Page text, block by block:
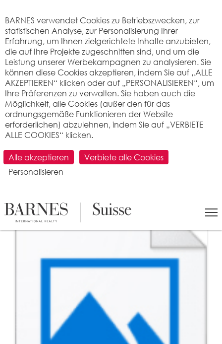
Eine Auswahl unserer letzten
Verkäufe
Anzahl der gefundenen Immobilien : 275
VERKAUFT
BARNES verwendet Cookies zu Betriebszwecken, zur
statistischen Analyse, zur Personalisierung Ihrer
Erfahrung, um Ihnen zielgerichtete Inhalte anzubieten,
die auf Ihre Projekte zugeschnitten sind, und um die
Leistung unserer Werbekampagnen zu analysieren. Sie
können diese Cookies akzeptieren, indem Sie auf „ALLE
AKZEPTIEREN“ klicken oder auf „PERSONALISIEREN“, um
Ihre Präferenzen zu verwalten. Sie haben auch die
Möglichkeit, alle Cookies (außer den für das
ordnungsgemäße Funktionieren der Website
erforderlichen) abzulehnen, indem Sie auf „VERBIETE
ALLE COOKIES“ klicken.
Alle akzeptieren
Verbiete alle Cookies
Personalisieren